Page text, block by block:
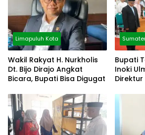
Limapuluh Kota
Wakil Rakyat H. Nurkholis
Dt. Bijo Dirajo Angkat
Bicara, Bupati Bisa Digugat
Bupati
Inoki